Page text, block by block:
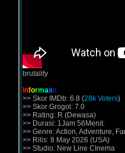
brutality
nformasi:
>> Skor IMDb: 6.8 (28k Voters)
>> Skor Grogol: 7.0
>> Rating: R (Dewasa)
>> Durasi: 1Jam 56Menit.
>> Genre: Action, Adventure,
>> Rilis: 8 May 2026 (USA)
>> Studio: New Line CInema